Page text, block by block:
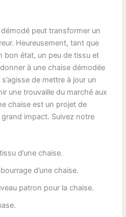
peut transformer un
Heureusement, tant que
bon état, un peu de tissu et
à une chaise démodée
de mettre à jour un
une trouvaille du marché aux
chaise est un projet de
impact. Suivez notre
d’une chaise.
d’une chaise.
patron pour la chaise.